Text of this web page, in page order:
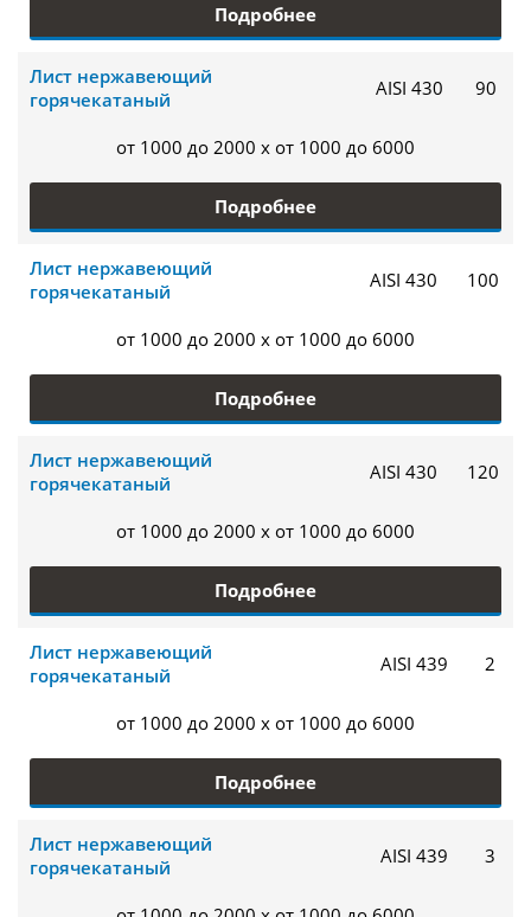
Подробнее
Лист нержавеющий
горячекатаный
AISI 430 90
от 1000 до 2000 x от 1000 до 6000
Подробнее
Лист нержавеющий
горячекатаный
AISI 430 100
от 1000 до 2000 x от 1000 до 6000
Подробнее
Лист нержавеющий
горячекатаный
AISI 430 120
от 1000 до 2000 x от 1000 до 6000
Подробнее
Лист нержавеющий
горячекатаный
AISI 439 2
от 1000 до 2000 x от 1000 до 6000
Подробнее
Лист нержавеющий
горячекатаный
AISI 439 3